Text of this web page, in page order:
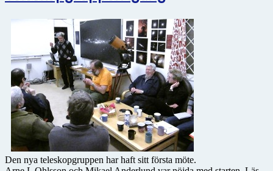
Den nya teleskopgruppen har haft sitt första möte.